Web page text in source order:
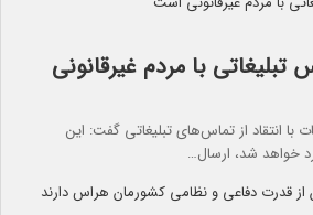
تبلیغاتی با مردم غیرقانونی
وزیر ارتباطات و فناوری اطلاعات با انتقاد از تماس‌‎های تبلیغاتی گفت: این
خواهد شد، ارسال…